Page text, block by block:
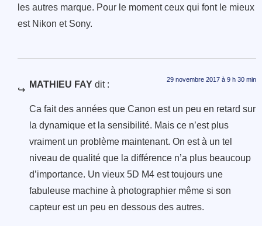
les autres marque. Pour le moment ceux qui font le mieux
est Nikon et Sony.
MATHIEU FAY dit : 29 novembre 2017 à 9 h 30 min
Ca fait des années que Canon est un peu en retard sur
la dynamique et la sensibilité. Mais ce n’est plus
vraiment un problème maintenant. On est à un tel
niveau de qualité que la différence n’a plus beaucoup
d’importance. Un vieux 5D M4 est toujours une
fabuleuse machine à photographier même si son
capteur est un peu en dessous des autres.